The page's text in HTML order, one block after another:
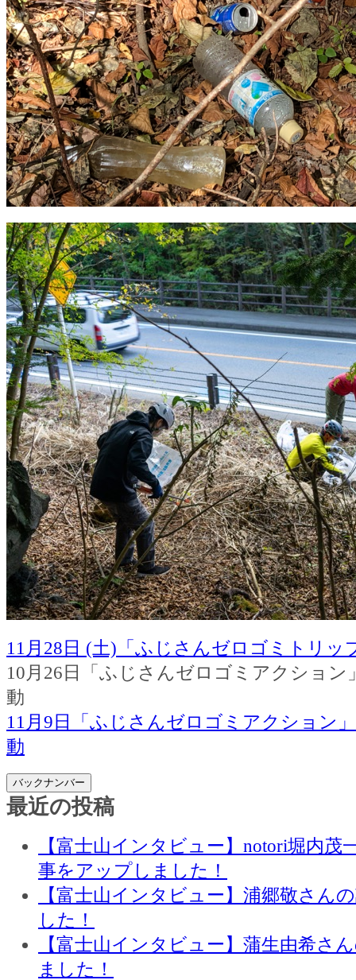
11月28日 (土)「ふじさんゼロゴミトリッ
10月26日「ふじさんゼロゴミアクション
動
11月9日「ふじさんゼロゴミアクション
動
バックナンバー
最近の投稿
【富士山インタビュー】notori堀内茂
事をアップしました！
【富士山インタビュー】浦郷敬さん
した！
【富士山インタビュー】蒲生由希さ
ました！